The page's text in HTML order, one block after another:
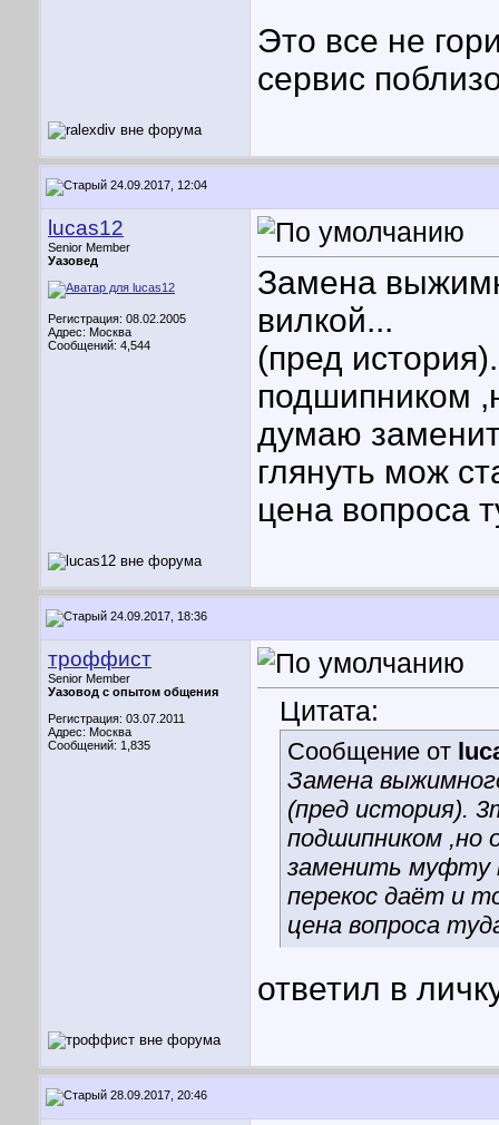
Это все не
сервис
24.09.2017, 12:04
lucas12
Senior Member
Уазовед
Регистрация: 08.02.2005
Адрес: Москва
Сообщений: 4,544
Замена
вилкой...
(пред
подшипником
думаю
глянуть мож
цена вопроса
24.09.2017, 18:36
троффист
Senior Member
Уазовод с опытом общения
Регистрация: 03.07.2011
Адрес: Москва
Сообщений: 1,835
Цитата:
Сообщение от
Замена
(пред история).
подшипником ,но
заменить муфту
перекос даёт и
цена вопроса
ответил в
28.09.2017, 20:46